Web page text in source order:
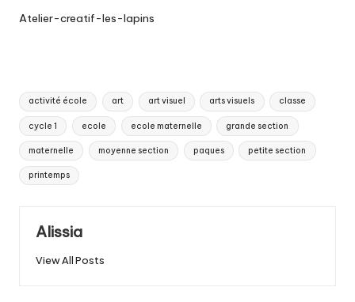
Atelier-creatif-les-lapins
Tags:
activité école art art visuel arts visuels classe
cycle 1 ecole ecole maternelle grande section
maternelle moyenne section paques petite section
printemps
Alissia
View All Posts